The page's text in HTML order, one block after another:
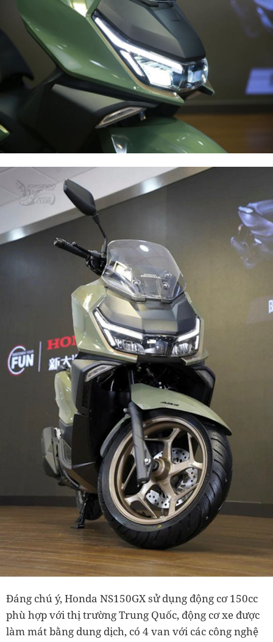
Đáng chú ý, Honda NS150GX sử dụng động cơ 150cc
phù hợp với thị trường Trung Quốc, động cơ xe được
làm mát bằng dung dịch, có 4 van với các công nghệ